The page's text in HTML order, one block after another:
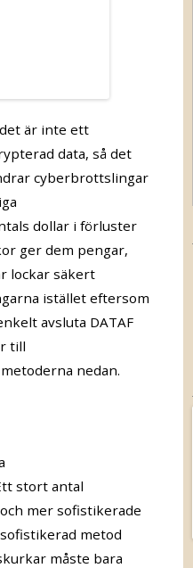
är inte ett
data, så det
cyberbrottslingar
dollar i förluster
ger dem pengar,
lockar säkert
istället eftersom
avsluta DATAF
till
nedan.
stort antal
mer sofistikerade
metod
måste bara